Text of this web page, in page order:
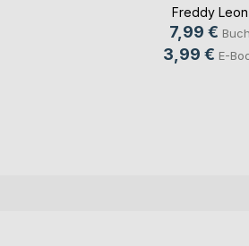
Freddy Leon
7,99 € Buch
3,99 € E-